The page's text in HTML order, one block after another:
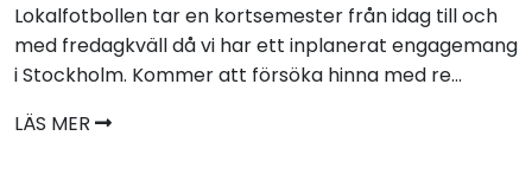
Lokalfotbollen tar en kortsemester från idag till och
med fredagkväll då vi har ett inplanerat engagemang
i Stockholm. Kommer att försöka hinna med re...
LÄS MER